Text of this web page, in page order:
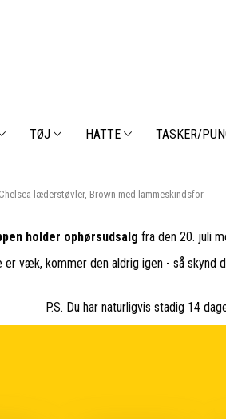
TØJ HATTE TASKER/
læderstøvler, Brown med lammeskindsfor
holder ophørsudsalg fra den 20. juli
er væk, kommer den aldrig igen - så skynd
P.S. Du har naturligvis stadig 14